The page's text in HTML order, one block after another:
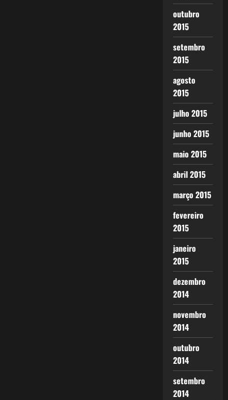
outubro
2015
setembro
2015
agosto
2015
julho 2015
junho 2015
maio 2015
abril 2015
março 2015
fevereiro
2015
janeiro
2015
dezembro
2014
novembro
2014
outubro
2014
setembro
2014